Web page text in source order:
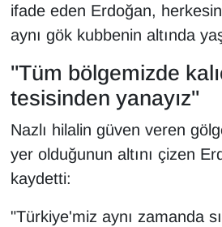
ifade eden Erdoğan, herkesin
aynı gök kubbenin altında
"Tüm bölgemizde
tesisinden yanayız"
Nazlı hilalin güven veren
yer olduğunun altını çizen
kaydetti:
"Türkiye'miz aynı zamanda